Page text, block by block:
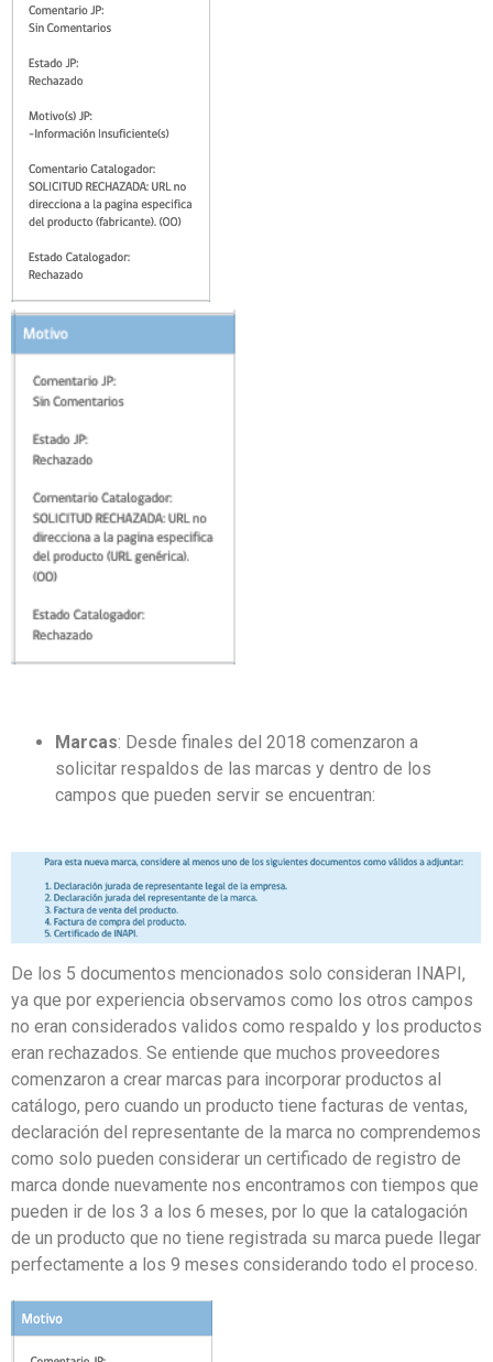
Marcas: Desde finales del 2018 comenzaron a
solicitar respaldos de las marcas y dentro de los
campos que pueden servir se encuentran:
De los 5 documentos mencionados solo consideran INAPI,
ya que por experiencia observamos como los otros campos
no eran considerados validos como respaldo y los productos
eran rechazados . Se entiende que muchos proveedores
comenzaron a crear marcas para incorporar productos al
catálogo, pero cuando un producto tiene facturas de ventas,
declaración del representante de la marca no comprendemos
como solo pueden considerar un certificado de registro de
marca donde nuevamente nos encontramos con tiempos que
pueden ir de los 3 a los 6 meses, por lo que la catalogación
de un producto que no tiene registrada su marca puede llegar
perfectamente a los 9 meses considerando todo el proceso.